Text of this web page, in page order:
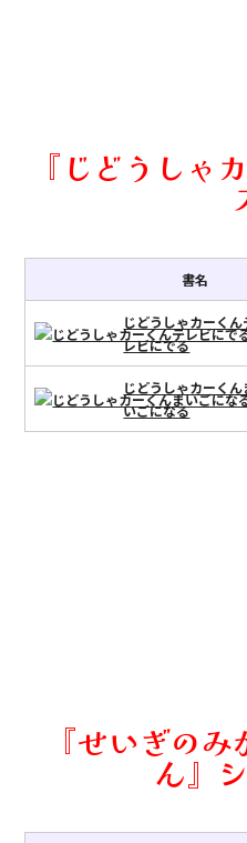
『じどうしゃ
書名
じどうしゃカーくん
レビにでる
じどうしゃカーくん
いごになる
『せいぎの
ん』